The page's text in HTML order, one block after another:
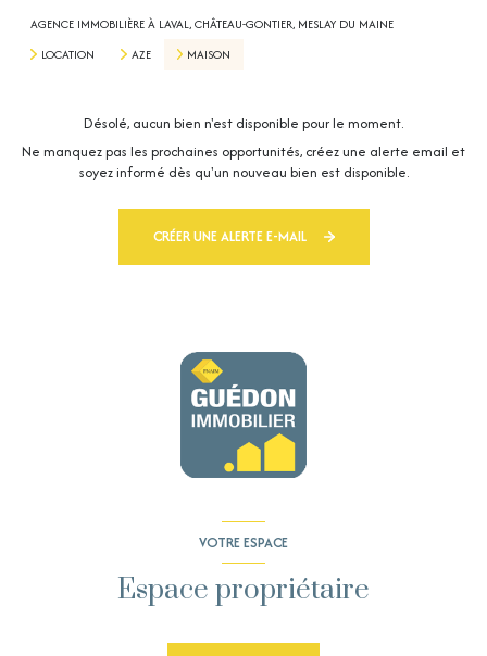
AGENCE IMMOBILIÈRE À LAVAL, CHÂTEAU-GONTIER, MESLAY DU MAINE
LOCATION
AZE MAISON
Désolé, aucun bien n'est disponible pour le moment.
Ne manquez pas les prochaines opportunités, créez une alerte email et
soyez informé dès qu'un nouveau bien est disponible.
CRÉER UNE ALERTE E-MAIL
VOTRE ESPACE
Espace propriétaire